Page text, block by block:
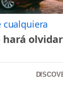
cualquiera
hará